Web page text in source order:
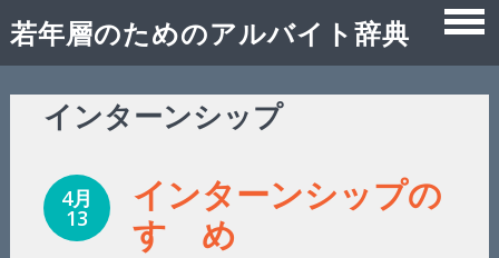
若年層のためのアルバイト辞典
インターンシップ
4月
13
インターンシップの
すゝめ